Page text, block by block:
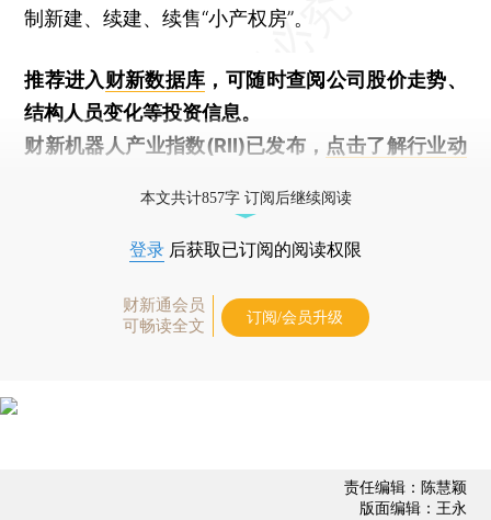
制新建、续建、续售“小产权房”。
推荐进入财新数据库 ，可随时查阅公司股价走势、
结构人员变化等投资信息。
财新机器人产业指数(RII)已发布， 点击了解行业动
本文共计857字 订阅后继续阅读
登录 后获取已订阅的阅读权限
财新通会员
可畅读全文
订阅/会员升级
责任编辑：陈慧颖
版面编辑：王永